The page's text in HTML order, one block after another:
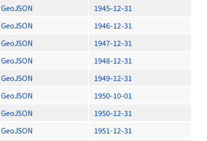
GeoJSON
1945-12-31
GeoJSON
1946-12-31
GeoJSON
1947-12-31
GeoJSON
1948-12-31
GeoJSON
1949-12-31
GeoJSON
1950-10-01
GeoJSON
1950-12-31
GeoJSON
1951-12-31